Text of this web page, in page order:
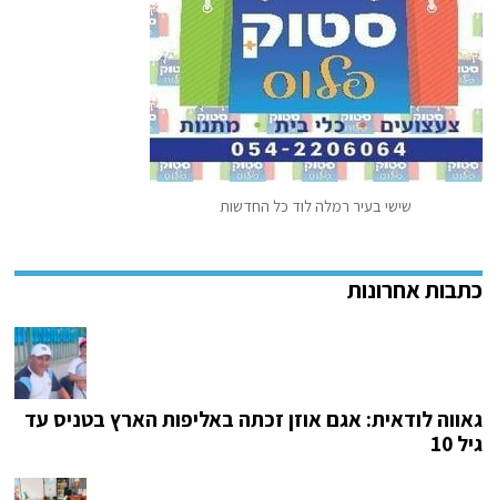
שישי בעיר רמלה לוד כל החדשות
גאווה לודאית: אגם אוזן זכתה באליפות הארץ בטניס עד
גיל 10